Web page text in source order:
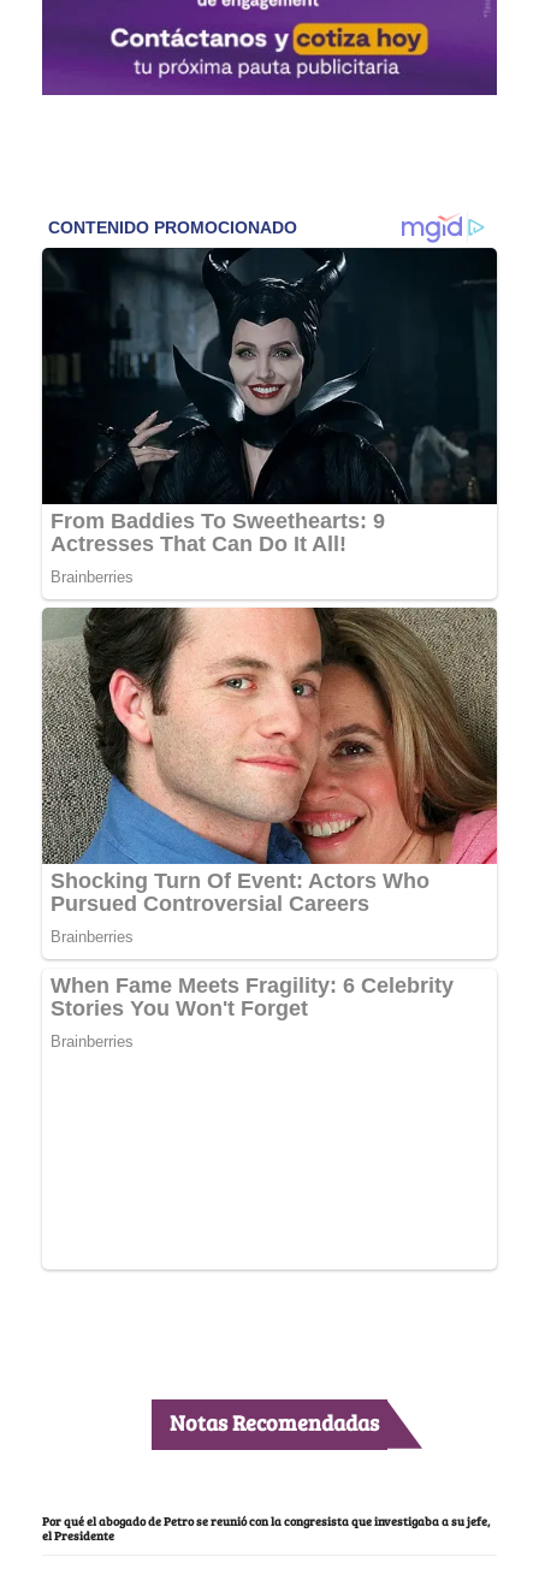
Notas Recomendadas
Por qué el abogado de Petro se reunió con la congresista que investigaba a su jefe,
el Presidente